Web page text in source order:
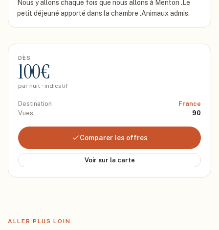
Nous y allons chaque fois que nous allons à Menton .Le
petit déjeuné apporté dans la chambre .Animaux admis.
DÈS
100€
par nuit · indicatif
Destination
France
Vues
90
Comparer les offres
Voir sur la carte
ALLER PLUS LOIN